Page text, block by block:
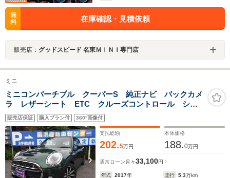
無
料
在庫確認・見積依頼
販売店： グッドスピード 名東ＭＩＮＩ専門店
ミニ
ミニコンバーチブル クーパーS 純正ナビ バックカメ
ラ レザーシート ETC クルーズコントロール シー
トヒーター プッシュスタート
販売店保証 購入プラン付 360°画像付
支払総額
202.5万円
本体価格
188.0万円
通常ローン 月々33,100円
年式 2017年 走行 5.3万km